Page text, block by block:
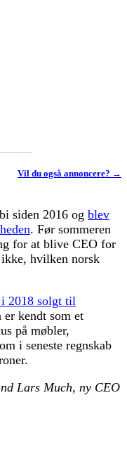
Vil du også annoncere? →
siden 2016 og blev
. Før sommeren
for at blive CEO for
hvilken norsk
2018 solgt til
er kendt som et
på møbler,
i seneste regnskab
Lars Much, ny CEO